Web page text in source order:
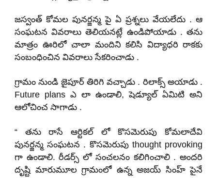
జస్వంత్ కోమల పునర్జన్మ పై ఏ ప్రశ్నలు వేయలేదు . ఆ
సంఘటన వివరాలు తెలియనట్లే ఉండిపోయాడు . తను
మాత్రం ఊరిలో చాలా మందిని కలిసి విద్యాధరి రాకకు
సంబంధించిన వివరాలు సేకరించాడు .
గ్రామం నుండి జైపూర్ తిరిగి వచ్చాడు . రిలాక్స్ అయాడు .
Future plans ఎ లా ఉండాలి, షెడ్యూల్ ఏమిటి అని
ఆలోచించ సాగాడు .
“ తను రాసే ఆర్టికల్ లో కొసమెరుపు కోమలాదేవి
పునర్జన్మ సంఘటన . కొసమెరుపు thought provoking
గా ఉండాలి. రీడర్స్ లో సంచలనం కలిగించాలి . అందరి
దృష్టి మారుమూల గ్రామంలో ఉన్న అజయ్ సింహ్ పైనే